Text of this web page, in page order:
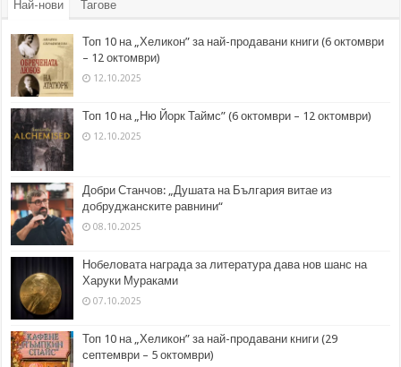
Най-нови Тагове
Топ 10 на „Хеликон” за най-продавани книги (6 октомври
– 12 октомври)
12.10.2025
Топ 10 на „Ню Йорк Таймс” (6 октомври – 12 октомври)
12.10.2025
Добри Станчов: „Душата на България витае из
добруджанските равнини“
08.10.2025
Нобеловата награда за литература дава нов шанс на
Харуки Мураками
07.10.2025
Топ 10 на „Хеликон” за най-продавани книги (29
септември – 5 октомври)